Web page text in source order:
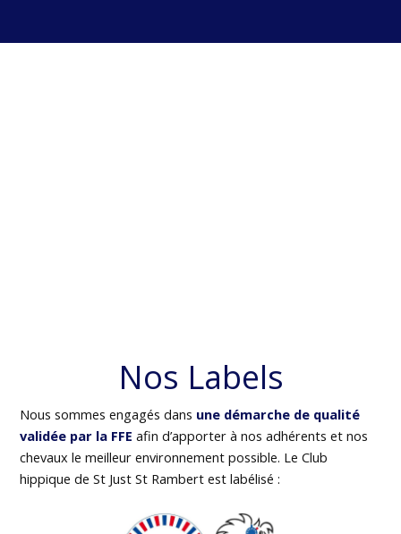
Nos Labels
Nous sommes engagés dans une démarche de qualité
validée par la FFE afin d’apporter à nos adhérents et nos
chevaux le meilleur environnement possible. Le Club
hippique de St Just St Rambert est labélisé :